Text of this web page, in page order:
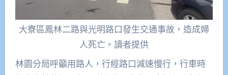
大寮區鳳林二路與光明路口發生交通事故，造成婦
人死亡。讀者提供
林園分局呼籲用路人，行經路口減速慢行，行車時